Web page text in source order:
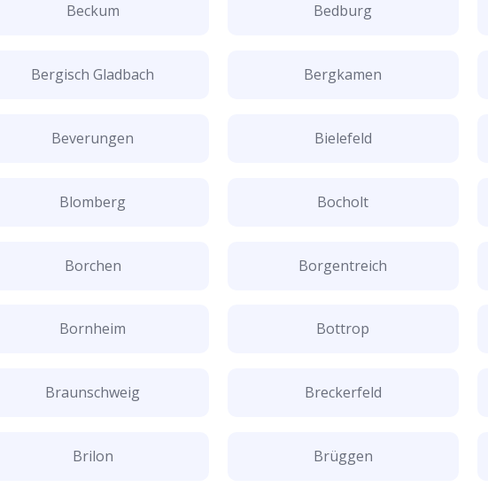
Beckum Bedburg
Bergisch Gladbach Bergkamen
Beverungen Bielefeld
Blomberg Bocholt
Borchen Borgentreich
Bornheim Bottrop
Braunschweig Breckerfeld
Brilon Brüggen